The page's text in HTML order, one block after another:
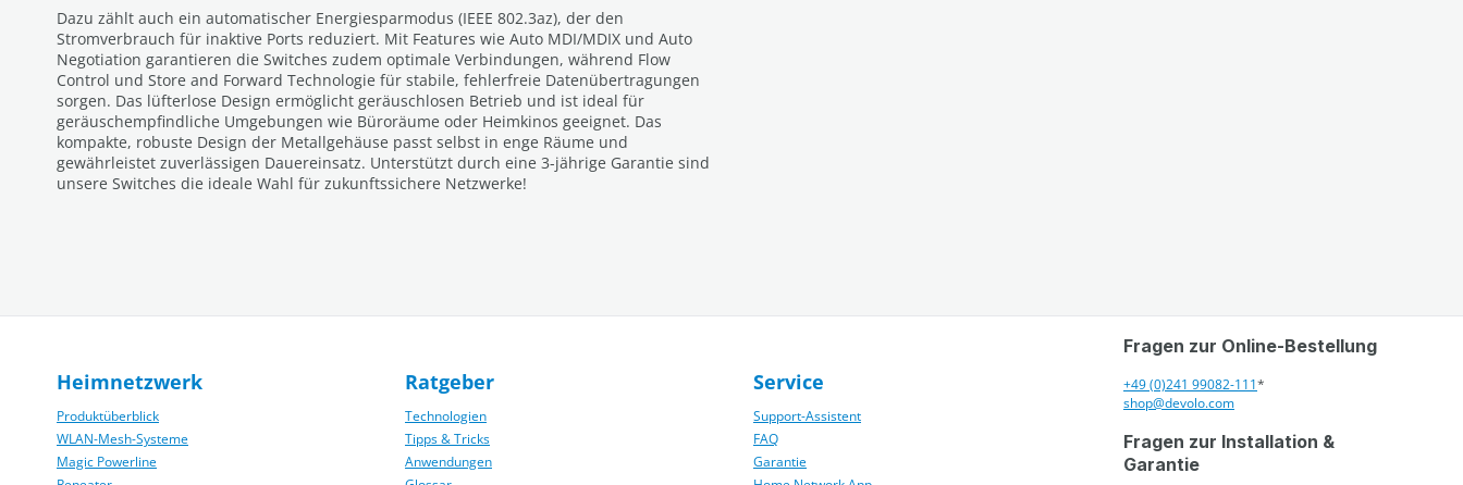
Dazu zählt auch ein automatischer Energiesparmodus (IEEE 802.3az), der den
Stromverbrauch für inaktive Ports reduziert. Mit Features wie Auto MDI/MDIX und Auto
Negotiation garantieren die Switches zudem optimale Verbindungen, während Flow
Control und Store and Forward Technologie für stabile, fehlerfreie Datenübertragungen
sorgen. Das lüfterlose Design ermöglicht geräuschlosen Betrieb und ist ideal für
geräuschempfindliche Umgebungen wie Büroräume oder Heimkinos geeignet. Das
kompakte, robuste Design der Metallgehäuse passt selbst in enge Räume und
gewährleistet zuverlässigen Dauereinsatz. Unterstützt durch eine 3-jährige Garantie sind
unsere Switches die ideale Wahl für zukunftssichere Netzwerke!
Heimnetzwerk
Produktüberblick
WLAN-Mesh-Systeme
Magic Powerline
Ratgeber
Technologien
Tipps & Tricks
Anwendungen
Service
Support-Assistent
FAQ
Garantie
Fragen zur Online-Bestellung
+49 (0)241 99082-111*
shop@devolo.com
Fragen zur Installation &
Garantie